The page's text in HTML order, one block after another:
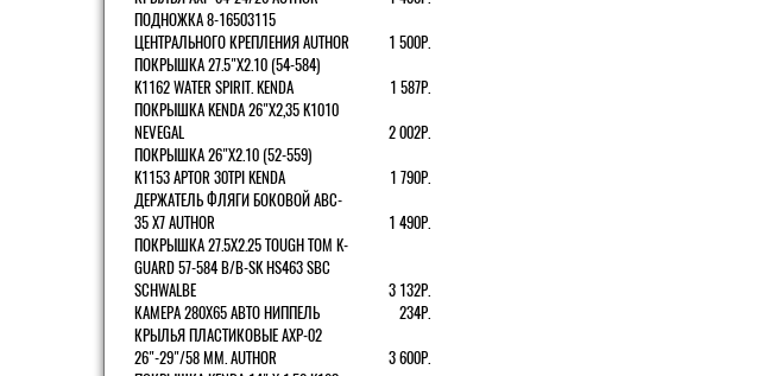
ПОДНОЖКА 8-16503115
ЦЕНТРАЛЬНОГО КРЕПЛЕНИЯ AUTHOR
1 500Р.
ПОКРЫШКА 27.5"Х2.10 (54-584)
K1162 WATER SPIRIT. KENDA
1 587Р.
ПОКРЫШКА KENDA 26"Х2,35 K1010
NEVEGAL
2 002Р.
ПОКРЫШКА 26"Х2.10 (52-559)
K1153 APTOR 30TPI KENDA
1 790Р.
ДЕРЖАТЕЛЬ ФЛЯГИ БОКОВОЙ ABC-
35 X7 AUTHOR
1 490Р.
ПОКРЫШКА 27.5X2.25 TOUGH TOM K-
GUARD 57-584 B/B-SK HS463 SBC
SCHWALBE
3 132Р.
КАМЕРА 280Х65 АВТО НИППЕЛЬ
234Р.
КРЫЛЬЯ ПЛАСТИКОВЫЕ AXP-02
26"-29"/58 ММ. AUTHOR
3 600Р.